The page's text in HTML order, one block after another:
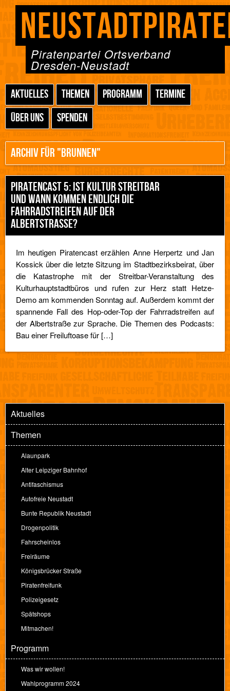
Piratenpartei Ortsverband
Dresden-Neustadt
AKTUELLES THEMEN PROGRAMM
TERMINE
ÜBER UNS
SPENDEN
ARCHIV FÜR "BRUNNEN"
PIRATENCAST 5: IST KULTUR STREITBAR
UND WANN KOMMEN ENDLICH DIE
FAHRRADSTREIFEN AUF DER
ALBERTSTRASSE?
Im heutigen Piratencast erzählen Anne Herpertz und Jan
Kossick über die letzte Sitzung im Stadtbezirksbeirat, über
die Katastrophe mit der Streitbar-Veranstaltung des
Kulturhauptstadtbüros und rufen zur Herz statt Hetze-
Demo am kommenden Sonntag auf. Außerdem kommt der
spannende Fall des Hop-oder-Top der Fahrradstreifen auf
der Albertstraße zur Sprache. Die Themen des Podcasts:
Bau einer Freiluftoase für […]
Aktuelles
Themen
Alaunpark
Alter Leipziger Bahnhof
Antifaschismus
Autofreie Neustadt
Bunte Republik Neustadt
Drogenpolitik
Fahrscheinlos
Freiräume
Königsbrücker Straße
Piratenfreifunk
Polizeigesetz
Spätshops
Mitmachen!
Programm
Was wir wollen!
Wahlprogramm 2024